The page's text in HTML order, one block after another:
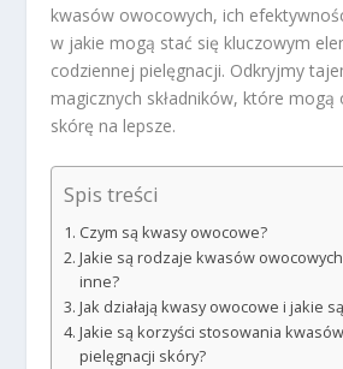
kwasów owocowych, ich
w jakie mogą stać się kluczowym
codziennej pielęgnacji. Odkryjmy
magicznych składników, które mogą
skórę na lepsze.
Spis treści
Czym są kwasy owocowe?
Jakie są rodzaje kwasów
inne?
Jak działają kwasy owocowe i jakie
Jakie są korzyści stosowania
pielęgnacji skóry?